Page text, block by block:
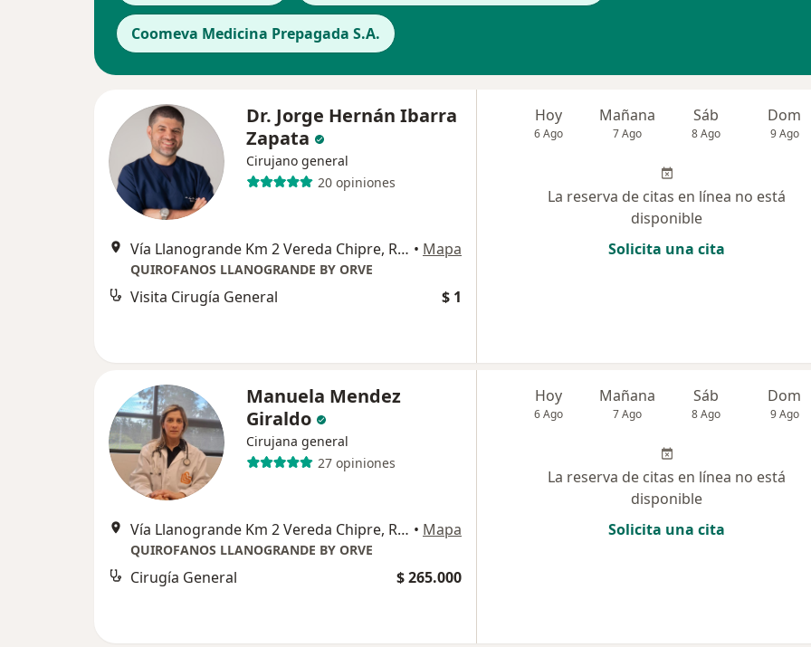
Coomeva Medicina Prepagada S.A.
Dr. Jorge Hernán Ibarra
Zapata
Cirujano general
20 opiniones
Vía Llanogrande Km 2 Vereda Chipre, Rionegro • Mapa
QUIROFANOS LLANOGRANDE BY ORVE
Visita Cirugía General $ 1
Hoy
6 Ago
Mañana
7 Ago
Sáb
8 Ago
Dom
9 Ago
La reserva de citas en línea no está
disponible
Solicita una cita
Manuela Mendez
Giraldo
Cirujana general
27 opiniones
Vía Llanogrande Km 2 Vereda Chipre, Rionegro • Mapa
QUIROFANOS LLANOGRANDE BY ORVE
Cirugía General $ 265.000
Hoy
6 Ago
Mañana
7 Ago
Sáb
8 Ago
Dom
9 Ago
La reserva de citas en línea no está
disponible
Solicita una cita